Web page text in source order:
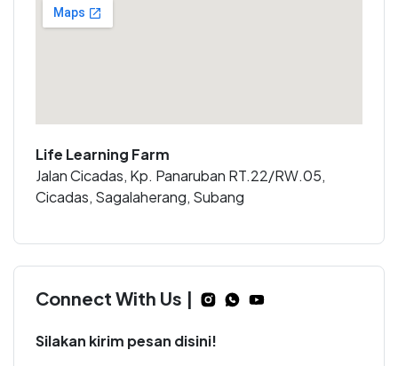
Life Learning Farm
Jalan Cicadas, Kp. Panaruban RT.22/RW.05,
Cicadas, Sagalaherang, Subang
Connect With Us |
Silakan kirim pesan disini!